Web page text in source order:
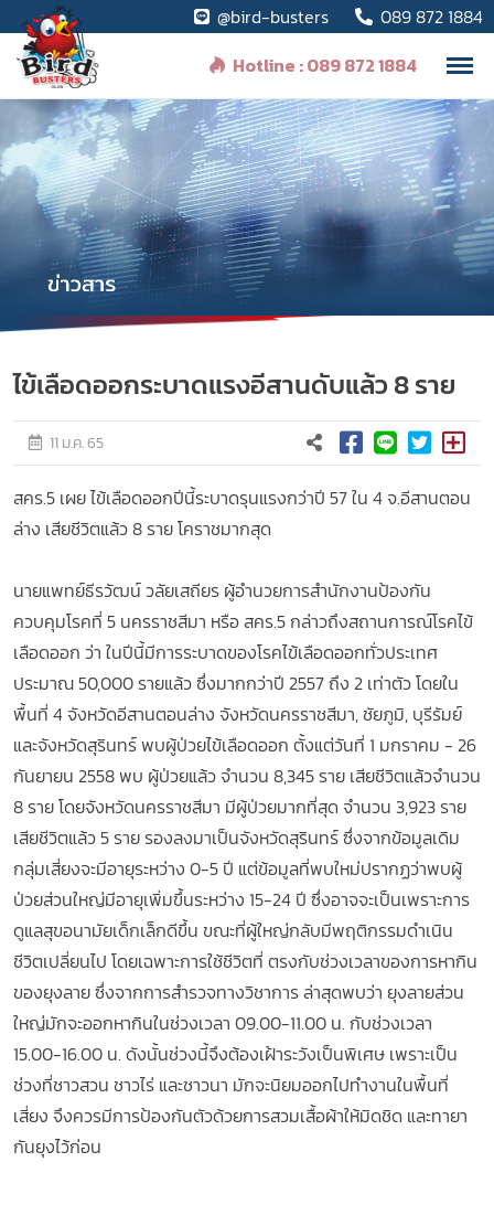
@bird-busters
089 872 1884
Hotline : 089 872 1884
ไข้เลือดออกระบาดแรงอีสานดับแล้ว 8 ราย
11 ม.ค. 65
สคร.5 เผย ไข้เลือดออกปีนี้ระบาดรุนแรงกว่าปี 57 ใน 4 จ.อีสานตอน
ล่าง เสียชีวิตแล้ว 8 ราย โคราชมากสุด
นายแพทย์ธีรวัฒน์ วลัยเสถียร ผู้อํานวยการสํานักงานป้องกัน
ควบคุมโรคที่ 5 นครราชสีมา หรือ สคร.5 กล่าวถึงสถานการณ์โรคไข้
เลือดออก ว่า ในปีนี้มีการระบาดของโรคไข้เลือดออกทั่วประเทศ
ประมาณ 50,000 รายแล้ว ซึ่งมากกว่าปี 2557 ถึง 2 เท่าตัว โดยใน
พื้นที่ 4 จังหวัดอีสานตอนล่าง จังหวัดนครราชสีมา, ชัยภูมิ, บุรีรัมย์
และจังหวัดสุรินทร์ พบผู้ป่วยไข้เลือดออก ตั้งแต่วันที่ 1 มกราคม - 26
กันยายน 2558 พบ ผู้ป่วยแล้ว จํานวน 8,345 ราย เสียชีวิตแล้วจํานวน
8 ราย โดยจังหวัดนครราชสีมา มีผู้ป่วยมากที่สุด จํานวน 3,923 ราย
เสียชีวิตแล้ว 5 ราย รองลงมาเป็นจังหวัดสุรินทร์ ซึ่งจากข้อมูลเดิม
กลุ่มเสี่ยงจะมีอายุระหว่าง 0-5 ปี แต่ข้อมูลที่พบใหม่ปรากฏว่าพบผู้
ป่วยส่วนใหญ่มีอายุเพิ่มขึ้นระหว่าง 15-24 ปี ซึ่งอาจจะเป็นเพราะการ
ดูแลสุขอนามัยเด็กเล็กดีขึ้น ขณะที่ผู้ใหญ่กลับมีพฤติกรรมดําเนิน
ชีวิตเปลี่ยนไป โดยเฉพาะการใช้ชีวิตที่ ตรงกับช่วงเวลาของการหากิน
ของยุงลาย ซึ่งจากการสํารวจทางวิชาการ ล่าสุดพบว่า ยุงลายส่วน
ใหญ่มักจะออกหากินในช่วงเวลา 09.00-11.00 น. กับช่วงเวลา
15.00-16.00 น. ดังนั้นช่วงนี้จึงต้องเฝ้าระวังเป็นพิเศษ เพราะเป็น
ช่วงที่ชาวสวน ชาวไร่ และชาวนา มักจะนิยมออกไปทํางานในพื้นที่
เสี่ยง จึงควรมีการป้องกันตัวด้วยการสวมเสื้อผ้าให้มิดชิด และทายา
กันยุงไว้ก่อน